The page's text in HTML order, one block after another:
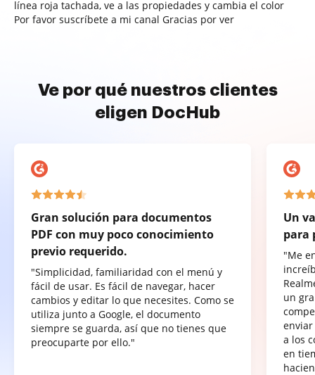
línea roja tachada, ve a las propiedades y cambia el color
Por favor suscríbete a mi canal Gracias por ver
Ve por qué nuestros clientes
eligen DocHub
Gran solución para documentos
PDF con muy poco conocimiento
previo requerido.
"Simplicidad, familiaridad con el menú y
fácil de usar. Es fácil de navegar, hacer
cambios y editar lo que necesites. Como se
utiliza junto a Google, el documento
siempre se guarda, así que no tienes que
preocuparte por ello."
Un
para
"Me
un
a los
en